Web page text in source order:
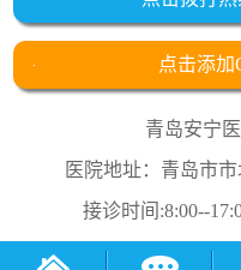
点击添加
青岛安宁
医院地址：青岛市
接诊时间:8:00--